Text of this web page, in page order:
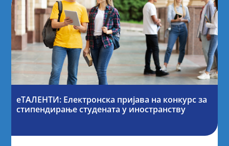
еТАЛЕНТИ: Електронска пријава на конкурс за
стипендирање студената у иностранству